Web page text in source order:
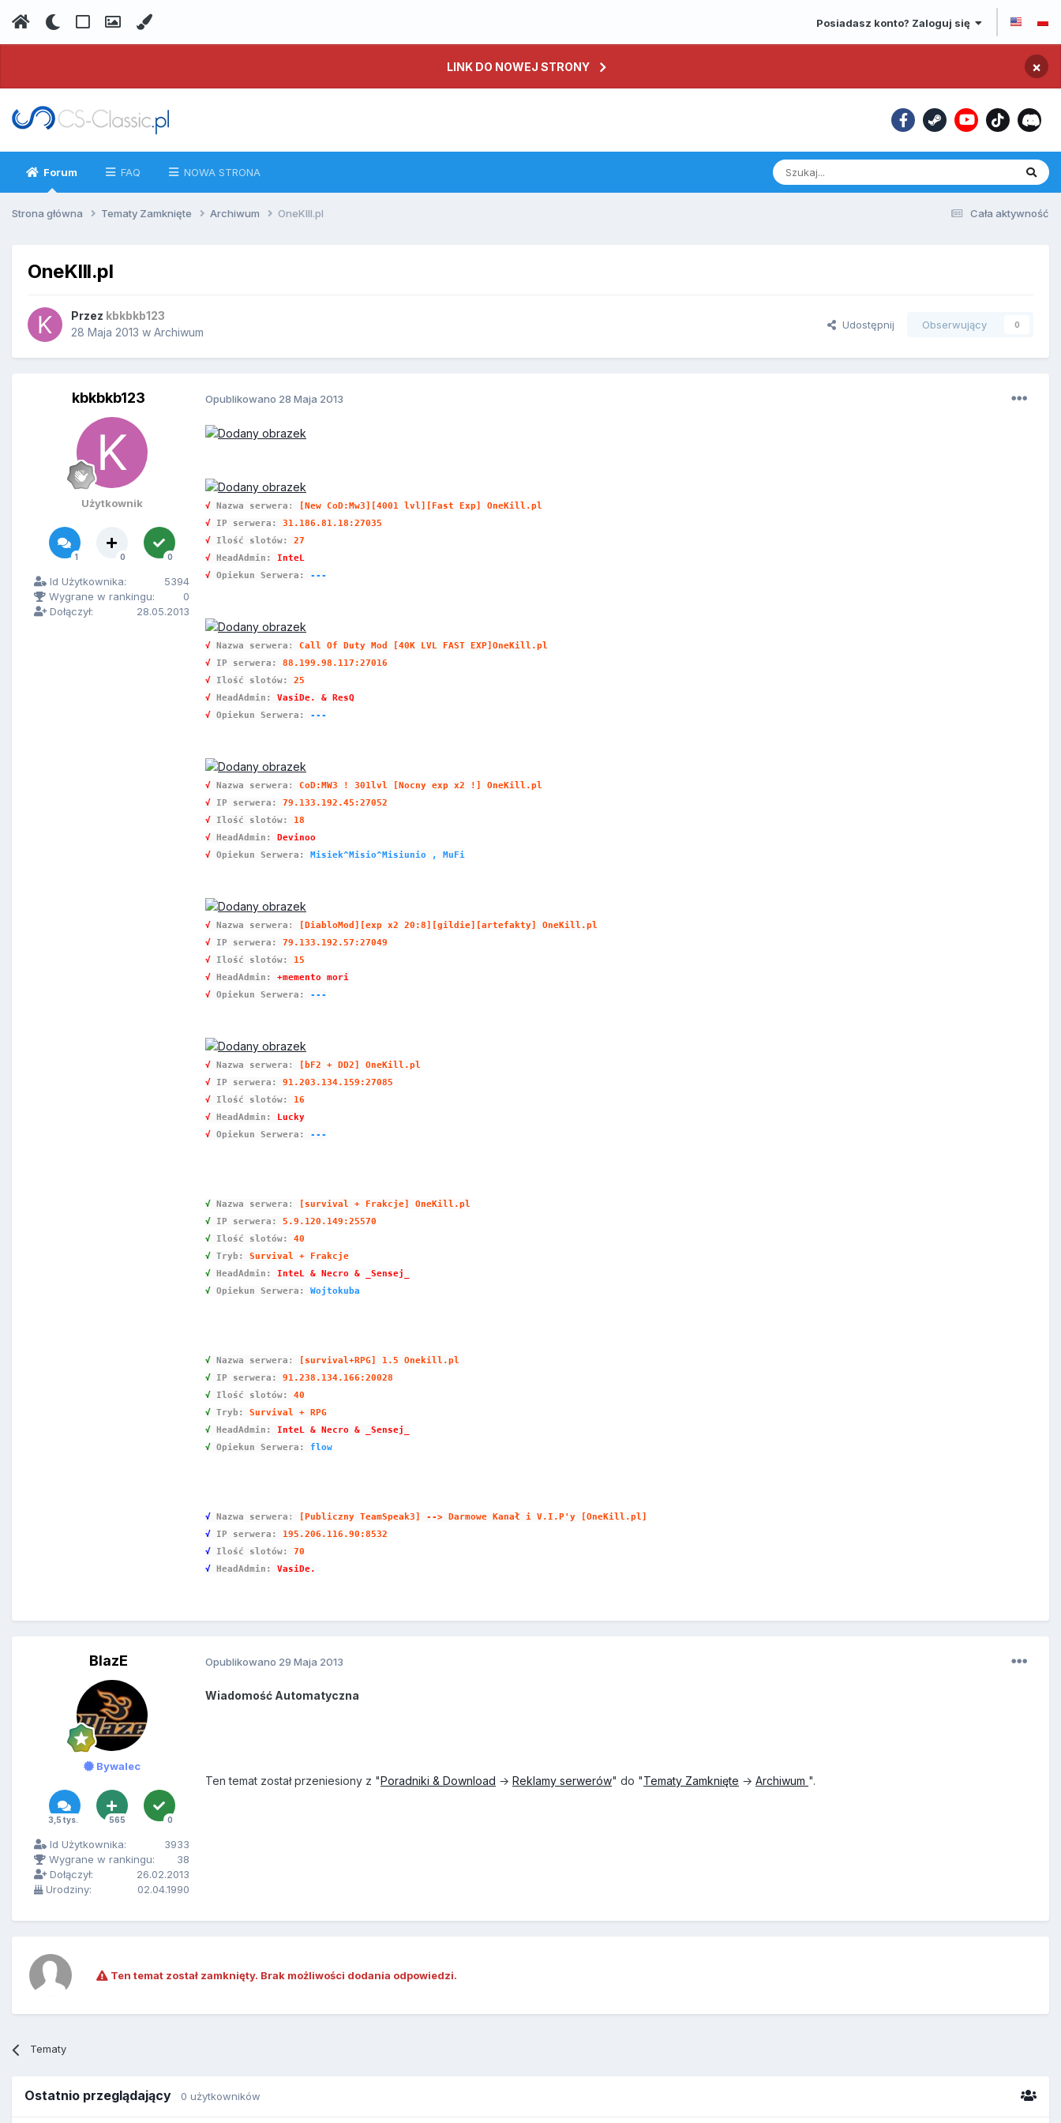
Posiadasz konto? Zaloguj się
LINK DO NOWEJ STRONY ×
Forum FAQ NOWA STRONA
Cała aktywność
Strona główna Tematy Zamknięte Archiwum OneKIll.pl
OneKIll.pl
Przez kbkbkb123
28 Maja 2013 w Archiwum
Udostępnij Obserwujący 0
kbkbkb123
Użytkownik
1 0 0
Id Użytkownika:
5394
Wygrane w rankingu:
0
Dołączył:
28.05.2013
Opublikowano 28 Maja 2013
√ Nazwa serwera :
[New CoD:Mw3][4001 lvl][Fast Exp] OneKill.pl
√
IP serwera:
31.186.81.18:27035
√
Ilość slotów:
27
√ HeadAdmin:
InteL
√ Opiekun Serwera: ---
√ Nazwa serwera : Call Of Duty Mod [40K LVL FAST EXP]OneKill.pl
√
IP serwera:
88.199.98.117:27016
√
Ilość slotów:
25
√ HeadAdmin:
VasiDe. & ResQ
√ Opiekun Serwera: ---
√ Nazwa serwera : CoD:MW3 ! 301lvl [Nocny exp x2 !] OneKill.pl
√
IP serwera:
79.133.192.45:27052
√
Ilość slotów:
18
√ HeadAdmin:
Devinoo
√ Opiekun Serwera: Misiek^Misio^Misiunio , MuFi
√ Nazwa serwera :
[DiabloMod][exp x2 20:8][gildie][artefakty] OneKill.pl
√
IP serwera:
79.133.192.57:27049
√
Ilość slotów:
15
√ HeadAdmin:
+memento mori
√ Opiekun Serwera: ---
√ Nazwa serwera :
[bF2 + DD2] OneKill.pl
√
IP serwera:
91.203.134.159:27085
√
Ilość slotów:
16
√
HeadAdmin:
Lucky
√
Opiekun Serwera: ---
√ Nazwa serwera :
[survival + Frakcje] OneKill.pl
√
IP serwera:
5.9.120.149:25570
√
Ilość slotów:
40
√
Tryb:
Survival + Frakcje
√
HeadAdmin:
InteL & Necro & _Sensej_
√
Opiekun Serwera: Wojtokuba
√ Nazwa serwera :
[survival+RPG] 1.5 Onekill.pl
√
IP serwera:
91.238.134.166:20028
√
Ilość slotów:
40
√
Tryb:
Survival + RPG
√
HeadAdmin:
InteL & Necro & _Sensej_
√
Opiekun Serwera: flow
√ Nazwa serwera :
[Publiczny TeamSpeak3] --> Darmowe Kanał i V.I.P'y [OneKill.pl]
√
IP serwera:
195.206.116.90:8532
√
Ilość slotów:
70
√
HeadAdmin: VasiDe.
BlazE
Bywalec
3,5 tys. 565 0
Id Użytkownika:
3933
Wygrane w rankingu:
38
Dołączył:
26.02.2013
Urodziny:
02.04.1990
Opublikowano 29 Maja 2013
Wiadomość Automatyczna
Ten temat został przeniesiony z "Poradniki & Download → Reklamy serwerów" do "Tematy Zamknięte → Archiwum ".
Ten temat został zamknięty. Brak możliwości dodania odpowiedzi.
Tematy
Ostatnio przeglądający 0 użytkowników